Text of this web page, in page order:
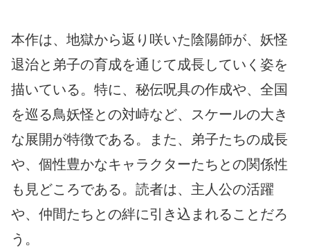
本作は、地獄から返り咲いた陰陽師が、妖怪
退治と弟子の育成を通じて成長していく姿を
描いている。特に、秘伝呪具の作成や、全国
を巡る鳥妖怪との対峙など、スケールの大き
な展開が特徴である。また、弟子たちの成長
や、個性豊かなキャラクターたちとの関係性
も見どころである。読者は、主人公の活躍
や、仲間たちとの絆に引き込まれることだろ
う。